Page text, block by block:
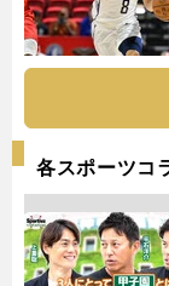
各スポーツコ